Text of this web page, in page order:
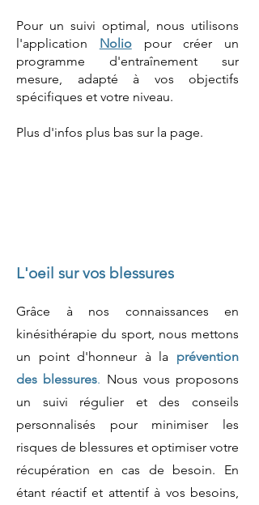
Pour un suivi optimal, nous utilisons
l'application Nolio
pour créer un
programme d'entraînement sur
mesure, adapté à vos objectifs
spécifiques et votre niveau.
Plus d'infos plus bas sur la page.
L'oeil sur vos blessures
Grâce à nos connaissances en
kinésithérapie du sport, nous mettons
un point d'honneur à la prévention
des blessures. Nous vous proposons
un suivi régulier et des conseils
personnalisés pour minimiser les
risques de blessures et optimiser votre
récupération en cas de besoin. En
étant réactif et attentif à vos besoins,